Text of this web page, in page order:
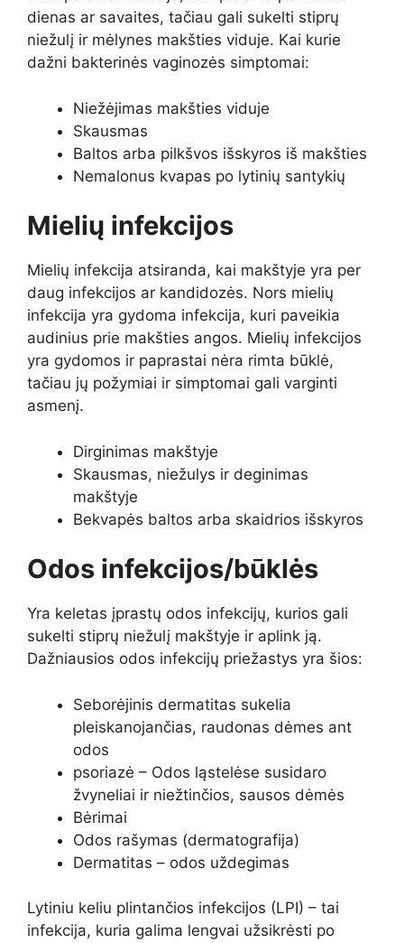
dienas ar savaites, tačiau gali sukelti stiprų
niežulį ir mėlynes makšties viduje. Kai kurie
dažni bakterinės vaginozės simptomai:
Niežėjimas makšties viduje
Skausmas
Baltos arba pilkšvos išskyros iš makšties
Nemalonus kvapas po lytinių santykių
Mielių infekcijos
Mielių infekcija atsiranda, kai makštyje yra per
daug infekcijos ar kandidozės. Nors mielių
infekcija yra gydoma infekcija, kuri paveikia
audinius prie makšties angos. Mielių infekcijos
yra gydomos ir paprastai nėra rimta būklė,
tačiau jų požymiai ir simptomai gali varginti
asmenį.
Dirginimas makštyje
Skausmas, niežulys ir deginimas
makštyje
Bekvapės baltos arba skaidrios išskyros
Odos infekcijos/būklės
Yra keletas įprastų odos infekcijų, kurios gali
sukelti stiprų niežulį makštyje ir aplink ją.
Dažniausios odos infekcijų priežastys yra šios:
Seborėjinis dermatitas sukelia
pleiskanojančias, raudonas dėmes ant
odos
psoriazė – Odos ląstelėse susidaro
žvyneliai ir niežtinčios, sausos dėmės
Bėrimai
Odos rašymas (dermatografija)
Dermatitas – odos uždegimas
Lytiniu keliu plintančios infekcijos (LPI) – tai
infekcija, kuria galima lengvai užsikrėsti po